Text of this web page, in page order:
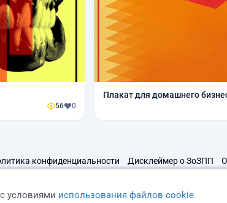
56 0
Плакат для домашнего
конфиденциальности Дисклеймер о ЗоЗПП
условиями использования файлов cookie